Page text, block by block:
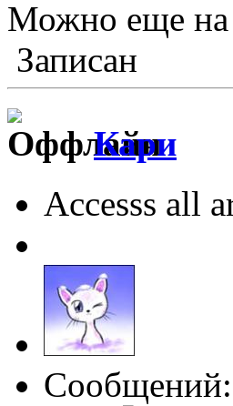
Можно еще на
Записан
Кари
Accesss all